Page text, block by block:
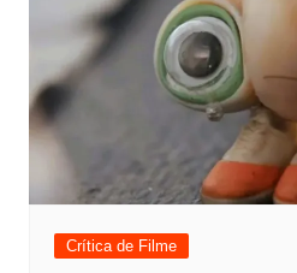
Crítica de Filme